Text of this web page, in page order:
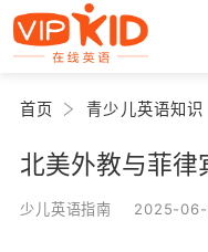
首页 青少儿英语知识
北美外教与菲律
少儿英语指南 2025-